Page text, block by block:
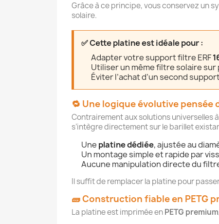
Grâce à ce principe, vous conservez un
solaire.
✅ Cette platine est idéale pour :
Adapter votre support filtre ERF
Utiliser un même filtre solaire
Éviter l’achat d’un second
🔁 Une logique évolutive pensée
Contrairement aux solutions universelles
s’intègre directement sur le barillet
Une platine dédiée, ajustée au
Un montage simple et rapide par
Aucune manipulation directe du
Il suffit de remplacer la platine pour
🧱 Construction fiable en PETG
La platine est imprimée enPETG premium